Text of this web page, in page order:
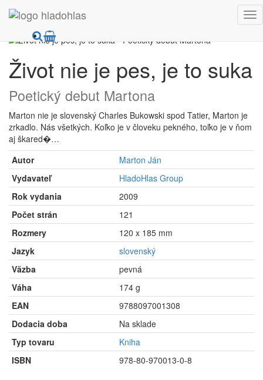
HladoHlas Knihy
Život nie je pes, je to suka
Poetický debut Martona
Marton nie je slovenský Charles Bukowski spod Tatier, Marton je
zrkadlo. Nás všetkých. Koľko je v človeku pekného, toľko je v ňom
aj škared�…
Autor
Marton Ján
Vydavateľ
HladoHlas Group
Rok vydania
2009
Počet strán
121
Rozmery
120 x 185 mm
Jazyk
slovenský
Väzba
pevná
Váha
174 g
EAN
9788097001308
Dodacia doba
Na sklade
Typ tovaru
Kniha
ISBN
978-80-970013-0-8